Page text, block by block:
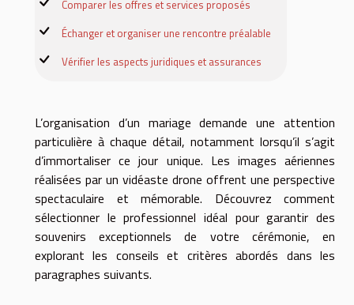
Comparer les offres et services proposés
Échanger et organiser une rencontre préalable
Vérifier les aspects juridiques et assurances
L’organisation d’un mariage demande une attention
particulière à chaque détail, notamment lorsqu’il s’agit
d’immortaliser ce jour unique. Les images aériennes
réalisées par un vidéaste drone offrent une perspective
spectaculaire et mémorable. Découvrez comment
sélectionner le professionnel idéal pour garantir des
souvenirs exceptionnels de votre cérémonie, en
explorant les conseils et critères abordés dans les
paragraphes suivants.